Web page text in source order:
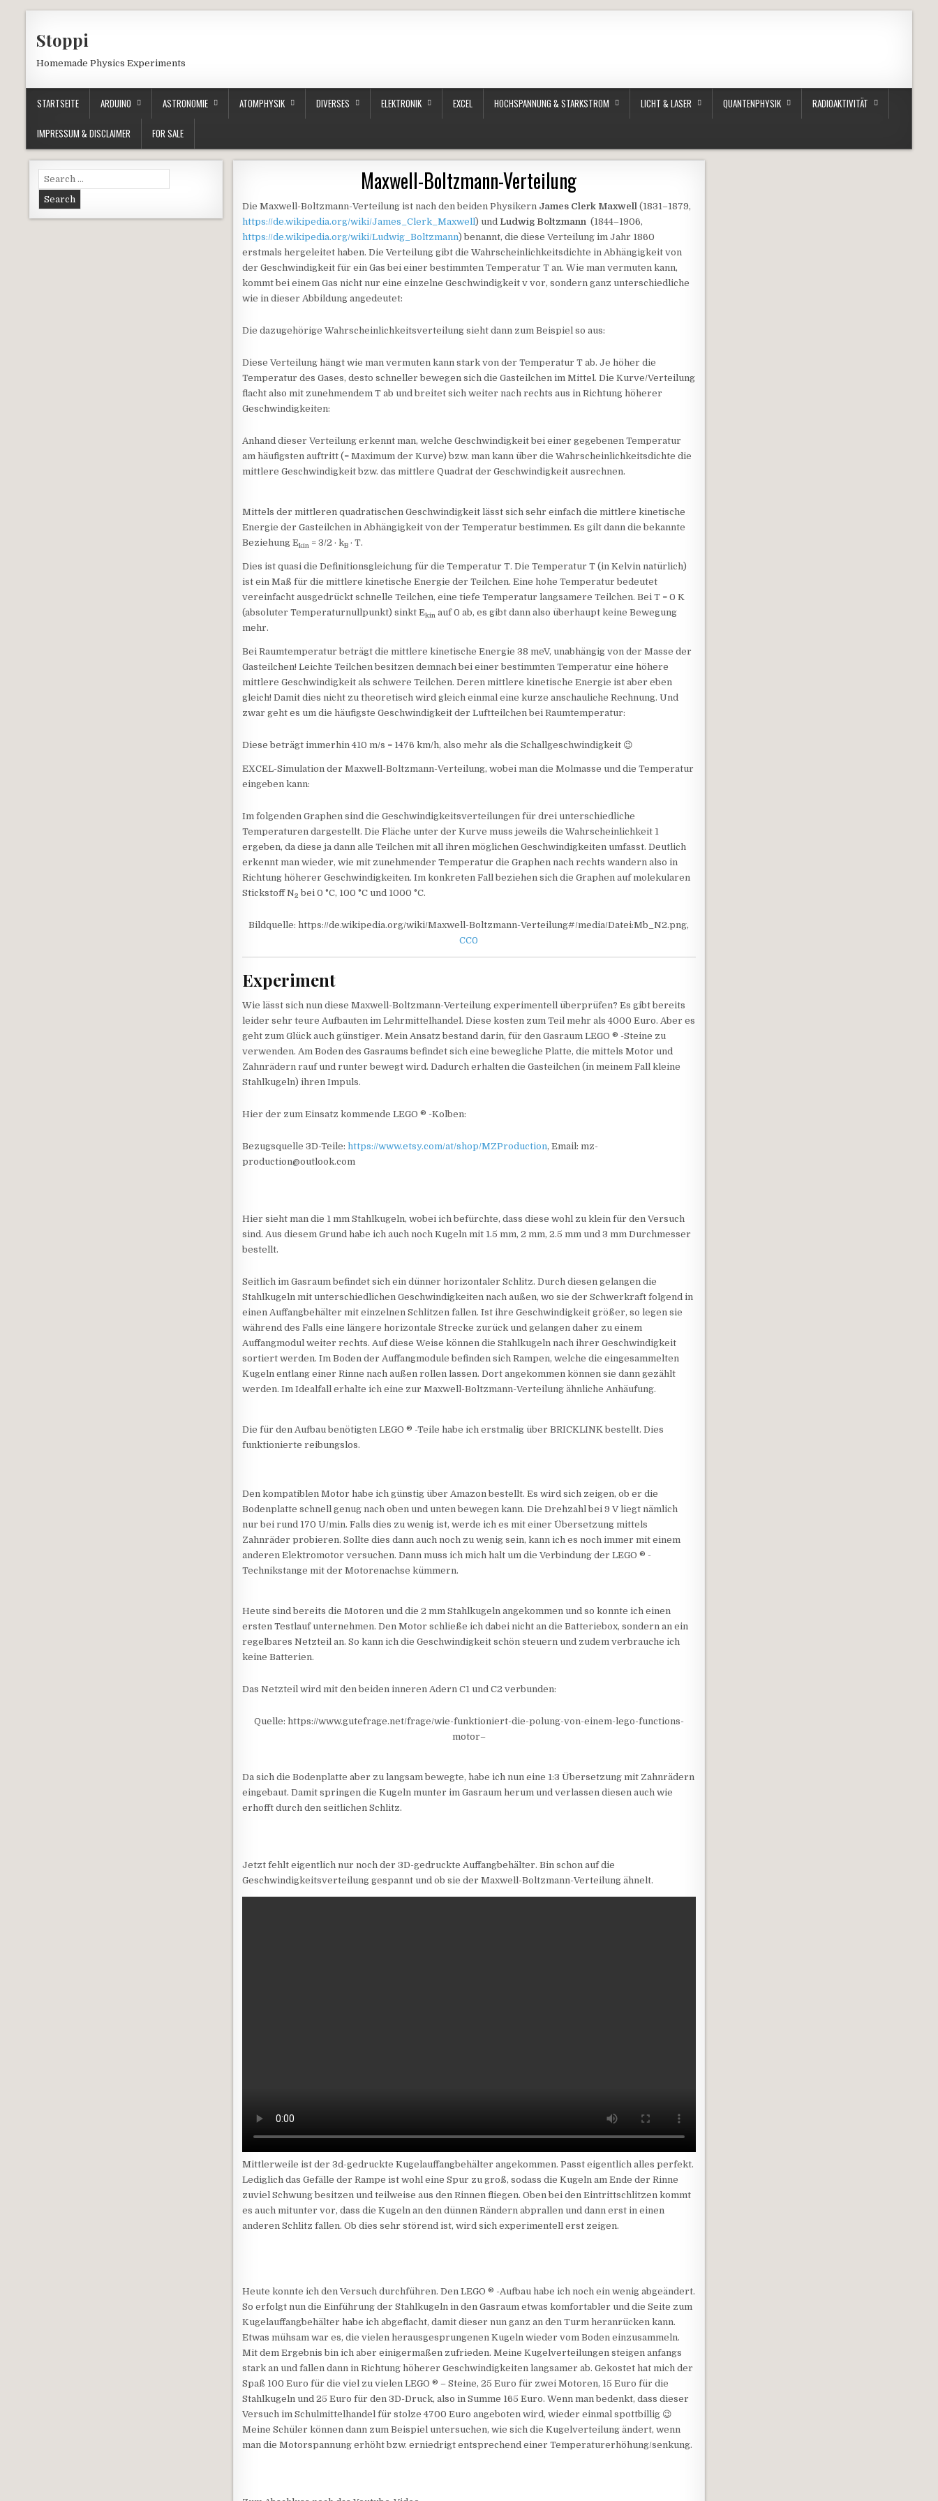
Stoppi
Homemade Physics Experiments
STARTSEITE ARDUINO ASTRONOMIE ATOMPHYSIK DIVERSES ELEKTRONIK EXCEL HOCHSPANNUNG & STARKSTROM LICHT & LASER QUANTENPHYSIK RADIOAKTIVITÄT
IMPRESSUM & DISCLAIMER FOR SALE
Maxwell-Boltzmann-Verteilung
Die Maxwell-Boltzmann-Verteilung ist nach den beiden Physikern James Clerk Maxwell (1831–1879,
https://de.wikipedia.org/wiki/James_Clerk_Maxwell) undLudwig Boltzmann (1844–1906,
https://de.wikipedia.org/wiki/Ludwig_Boltzmann) benannt, die diese Verteilung im Jahr 1860
erstmals hergeleitet haben. Die Verteilung gibt die Wahrscheinlichkeitsdichte in Abhängigkeit von
der Geschwindigkeit für ein Gas bei einer bestimmten Temperatur T an. Wie man vermuten kann,
kommt bei einem Gas nicht nur eine einzelne Geschwindigkeit v vor, sondern ganz unterschiedliche
wie in dieser Abbildung angedeutet:
Die dazugehörige Wahrscheinlichkeitsverteilung sieht dann zum Beispiel so aus:
Diese Verteilung hängt wie man vermuten kann stark von der Temperatur T ab. Je höher die
Temperatur des Gases, desto schneller bewegen sich die Gasteilchen im Mittel. Die Kurve/Verteilung
flacht also mit zunehmendem T ab und breitet sich weiter nach rechts aus in Richtung höherer
Geschwindigkeiten:
Anhand dieser Verteilung erkennt man, welche Geschwindigkeit bei einer gegebenen Temperatur
am häufigsten auftritt (= Maximum der Kurve) bzw. man kann über die Wahrscheinlichkeitsdichte die
mittlere Geschwindigkeit bzw. das mittlere Quadrat der Geschwindigkeit ausrechnen.
Mittels der mittleren quadratischen Geschwindigkeit lässt sich sehr einfach die mittlere kinetische
Energie der Gasteilchen in Abhängigkeit von der Temperatur bestimmen. Es gilt dann die bekannte
Beziehung Ekin = 3/2 · kB · T.
Dies ist quasi die Definitionsgleichung für die Temperatur T. Die Temperatur T (in Kelvin natürlich)
ist ein Maß für die mittlere kinetische Energie der Teilchen. Eine hohe Temperatur bedeutet
vereinfacht ausgedrückt schnelle Teilchen, eine tiefe Temperatur langsamere Teilchen. Bei T = 0 K
(absoluter Temperaturnullpunkt) sinkt Ekin auf 0 ab, es gibt dann also überhaupt keine Bewegung
mehr.
Bei Raumtemperatur beträgt die mittlere kinetische Energie 38 meV, unabhängig von der Masse der
Gasteilchen! Leichte Teilchen besitzen demnach bei einer bestimmten Temperatur eine höhere
mittlere Geschwindigkeit als schwere Teilchen. Deren mittlere kinetische Energie ist aber eben
gleich! Damit dies nicht zu theoretisch wird gleich einmal eine kurze anschauliche Rechnung. Und
zwar geht es um die häufigste Geschwindigkeit der Luftteilchen bei Raumtemperatur:
Diese beträgt immerhin 410 m/s = 1476 km/h, also mehr als die Schallgeschwindigkeit 😉
EXCEL-Simulation der Maxwell-Boltzmann-Verteilung, wobei man die Molmasse und die Temperatur
eingeben kann:
Im folgenden Graphen sind die Geschwindigkeitsverteilungen für drei unterschiedliche
Temperaturen dargestellt. Die Fläche unter der Kurve muss jeweils die Wahrscheinlichkeit 1
ergeben, da diese ja dann alle Teilchen mit all ihren möglichen Geschwindigkeiten umfasst. Deutlich
erkennt man wieder, wie mit zunehmender Temperatur die Graphen nach rechts wandern also in
Richtung höherer Geschwindigkeiten. Im konkreten Fall beziehen sich die Graphen auf molekularen
Stickstoff N2 bei 0 °C, 100 °C und 1000 °C.
Bildquelle: https://de.wikipedia.org/wiki/Maxwell-Boltzmann-Verteilung#/media/Datei:Mb_N2.png,
CC0
Experiment
Wie lässt sich nun diese Maxwell-Boltzmann-Verteilung experimentell überprüfen? Es gibt bereits
leider sehr teure Aufbauten im Lehrmittelhandel. Diese kosten zum Teil mehr als 4000 Euro. Aber es
geht zum Glück auch günstiger. Mein Ansatz bestand darin, für den Gasraum LEGO ® -Steine zu
verwenden. Am Boden des Gasraums befindet sich eine bewegliche Platte, die mittels Motor und
Zahnrädern rauf und runter bewegt wird. Dadurch erhalten die Gasteilchen (in meinem Fall kleine
Stahlkugeln) ihren Impuls.
Hier der zum Einsatz kommende LEGO ® -Kolben:
Bezugsquelle 3D-Teile:https://www.etsy.com/at/shop/MZProduction, Email: mz-
production@outlook.com
Hier sieht man die 1 mm Stahlkugeln, wobei ich befürchte, dass diese wohl zu klein für den Versuch
sind. Aus diesem Grund habe ich auch noch Kugeln mit 1.5 mm, 2 mm, 2.5 mm und 3 mm Durchmesser
bestellt.
Seitlich im Gasraum befindet sich ein dünner horizontaler Schlitz. Durch diesen gelangen die
Stahlkugeln mit unterschiedlichen Geschwindigkeiten nach außen, wo sie der Schwerkraft folgend in
einen Auffangbehälter mit einzelnen Schlitzen fallen. Ist ihre Geschwindigkeit größer, so legen sie
während des Falls eine längere horizontale Strecke zurück und gelangen daher zu einem
Auffangmodul weiter rechts. Auf diese Weise können die Stahlkugeln nach ihrer Geschwindigkeit
sortiert werden. Im Boden der Auffangmodule befinden sich Rampen, welche die eingesammelten
Kugeln entlang einer Rinne nach außen rollen lassen. Dort angekommen können sie dann gezählt
werden. Im Idealfall erhalte ich eine zur Maxwell-Boltzmann-Verteilung ähnliche Anhäufung.
Die für den Aufbau benötigten LEGO ® -Teile habe ich erstmalig über BRICKLINK bestellt. Dies
funktionierte reibungslos.
Den kompatiblen Motor habe ich günstig über Amazon bestellt. Es wird sich zeigen, ob er die
Bodenplatte schnell genug nach oben und unten bewegen kann. Die Drehzahl bei 9 V liegt nämlich
nur bei rund 170 U/min. Falls dies zu wenig ist, werde ich es mit einer Übersetzung mittels
Zahnräder probieren. Sollte dies dann auch noch zu wenig sein, kann ich es noch immer mit einem
anderen Elektromotor versuchen. Dann muss ich mich halt um die Verbindung der LEGO ® -
Technikstange mit der Motorenachse kümmern.
Heute sind bereits die Motoren und die 2 mm Stahlkugeln angekommen und so konnte ich einen
ersten Testlauf unternehmen. Den Motor schließe ich dabei nicht an die Batteriebox, sondern an ein
regelbares Netzteil an. So kann ich die Geschwindigkeit schön steuern und zudem verbrauche ich
keine Batterien.
Das Netzteil wird mit den beiden inneren Adern C1 und C2 verbunden:
Quelle: https://www.gutefrage.net/frage/wie-funktioniert-die-polung-von-einem-lego-functions-
motor–
Da sich die Bodenplatte aber zu langsam bewegte, habe ich nun eine 1:3 Übersetzung mit Zahnrädern
eingebaut. Damit springen die Kugeln munter im Gasraum herum und verlassen diesen auch wie
erhofft durch den seitlichen Schlitz.
Jetzt fehlt eigentlich nur noch der 3D-gedruckte Auffangbehälter. Bin schon auf die
Geschwindigkeitsverteilung gespannt und ob sie der Maxwell-Boltzmann-Verteilung ähnelt.
Mittlerweile ist der 3d-gedruckte Kugelauffangbehälter angekommen. Passt eigentlich alles perfekt.
Lediglich das Gefälle der Rampe ist wohl eine Spur zu groß, sodass die Kugeln am Ende der Rinne
zuviel Schwung besitzen und teilweise aus den Rinnen fliegen. Oben bei den Eintrittschlitzen kommt
es auch mitunter vor, dass die Kugeln an den dünnen Rändern abprallen und dann erst in einen
anderen Schlitz fallen. Ob dies sehr störend ist, wird sich experimentell erst zeigen.
Heute konnte ich den Versuch durchführen. Den LEGO ® -Aufbau habe ich noch ein wenig abgeändert.
So erfolgt nun die Einführung der Stahlkugeln in den Gasraum etwas komfortabler und die Seite zum
Kugelauffangbehälter habe ich abgeflacht, damit dieser nun ganz an den Turm heranrücken kann.
Etwas mühsam war es, die vielen herausgesprungenen Kugeln wieder vom Boden einzusammeln.
Mit dem Ergebnis bin ich aber einigermaßen zufrieden. Meine Kugelverteilungen steigen anfangs
stark an und fallen dann in Richtung höherer Geschwindigkeiten langsamer ab. Gekostet hat mich der
Spaß 100 Euro für die viel zu vielen LEGO ® – Steine, 25 Euro für zwei Motoren, 15 Euro für die
Stahlkugeln und 25 Euro für den 3D-Druck, also in Summe 165 Euro. Wenn man bedenkt, dass dieser
Versuch im Schulmittelhandel für stolze 4700 Euro angeboten wird, wieder einmal spottbillig 😉
Meine Schüler können dann zum Beispiel untersuchen, wie sich die Kugelverteilung ändert, wenn
man die Motorspannung erhöht bzw. erniedrigt entsprechend einer Temperaturerhöhung/senkung.
Search for: